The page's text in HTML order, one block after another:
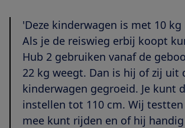
'Deze kinderwagen is met 10
Als je de reiswieg erbij koopt
Hub 2 gebruiken vanaf de
22 kg weegt. Dan is hij of zij uit
kinderwagen gegroeid. Je kunt
instellen tot 110 cm. Wij
mee kunt rijden en of hij